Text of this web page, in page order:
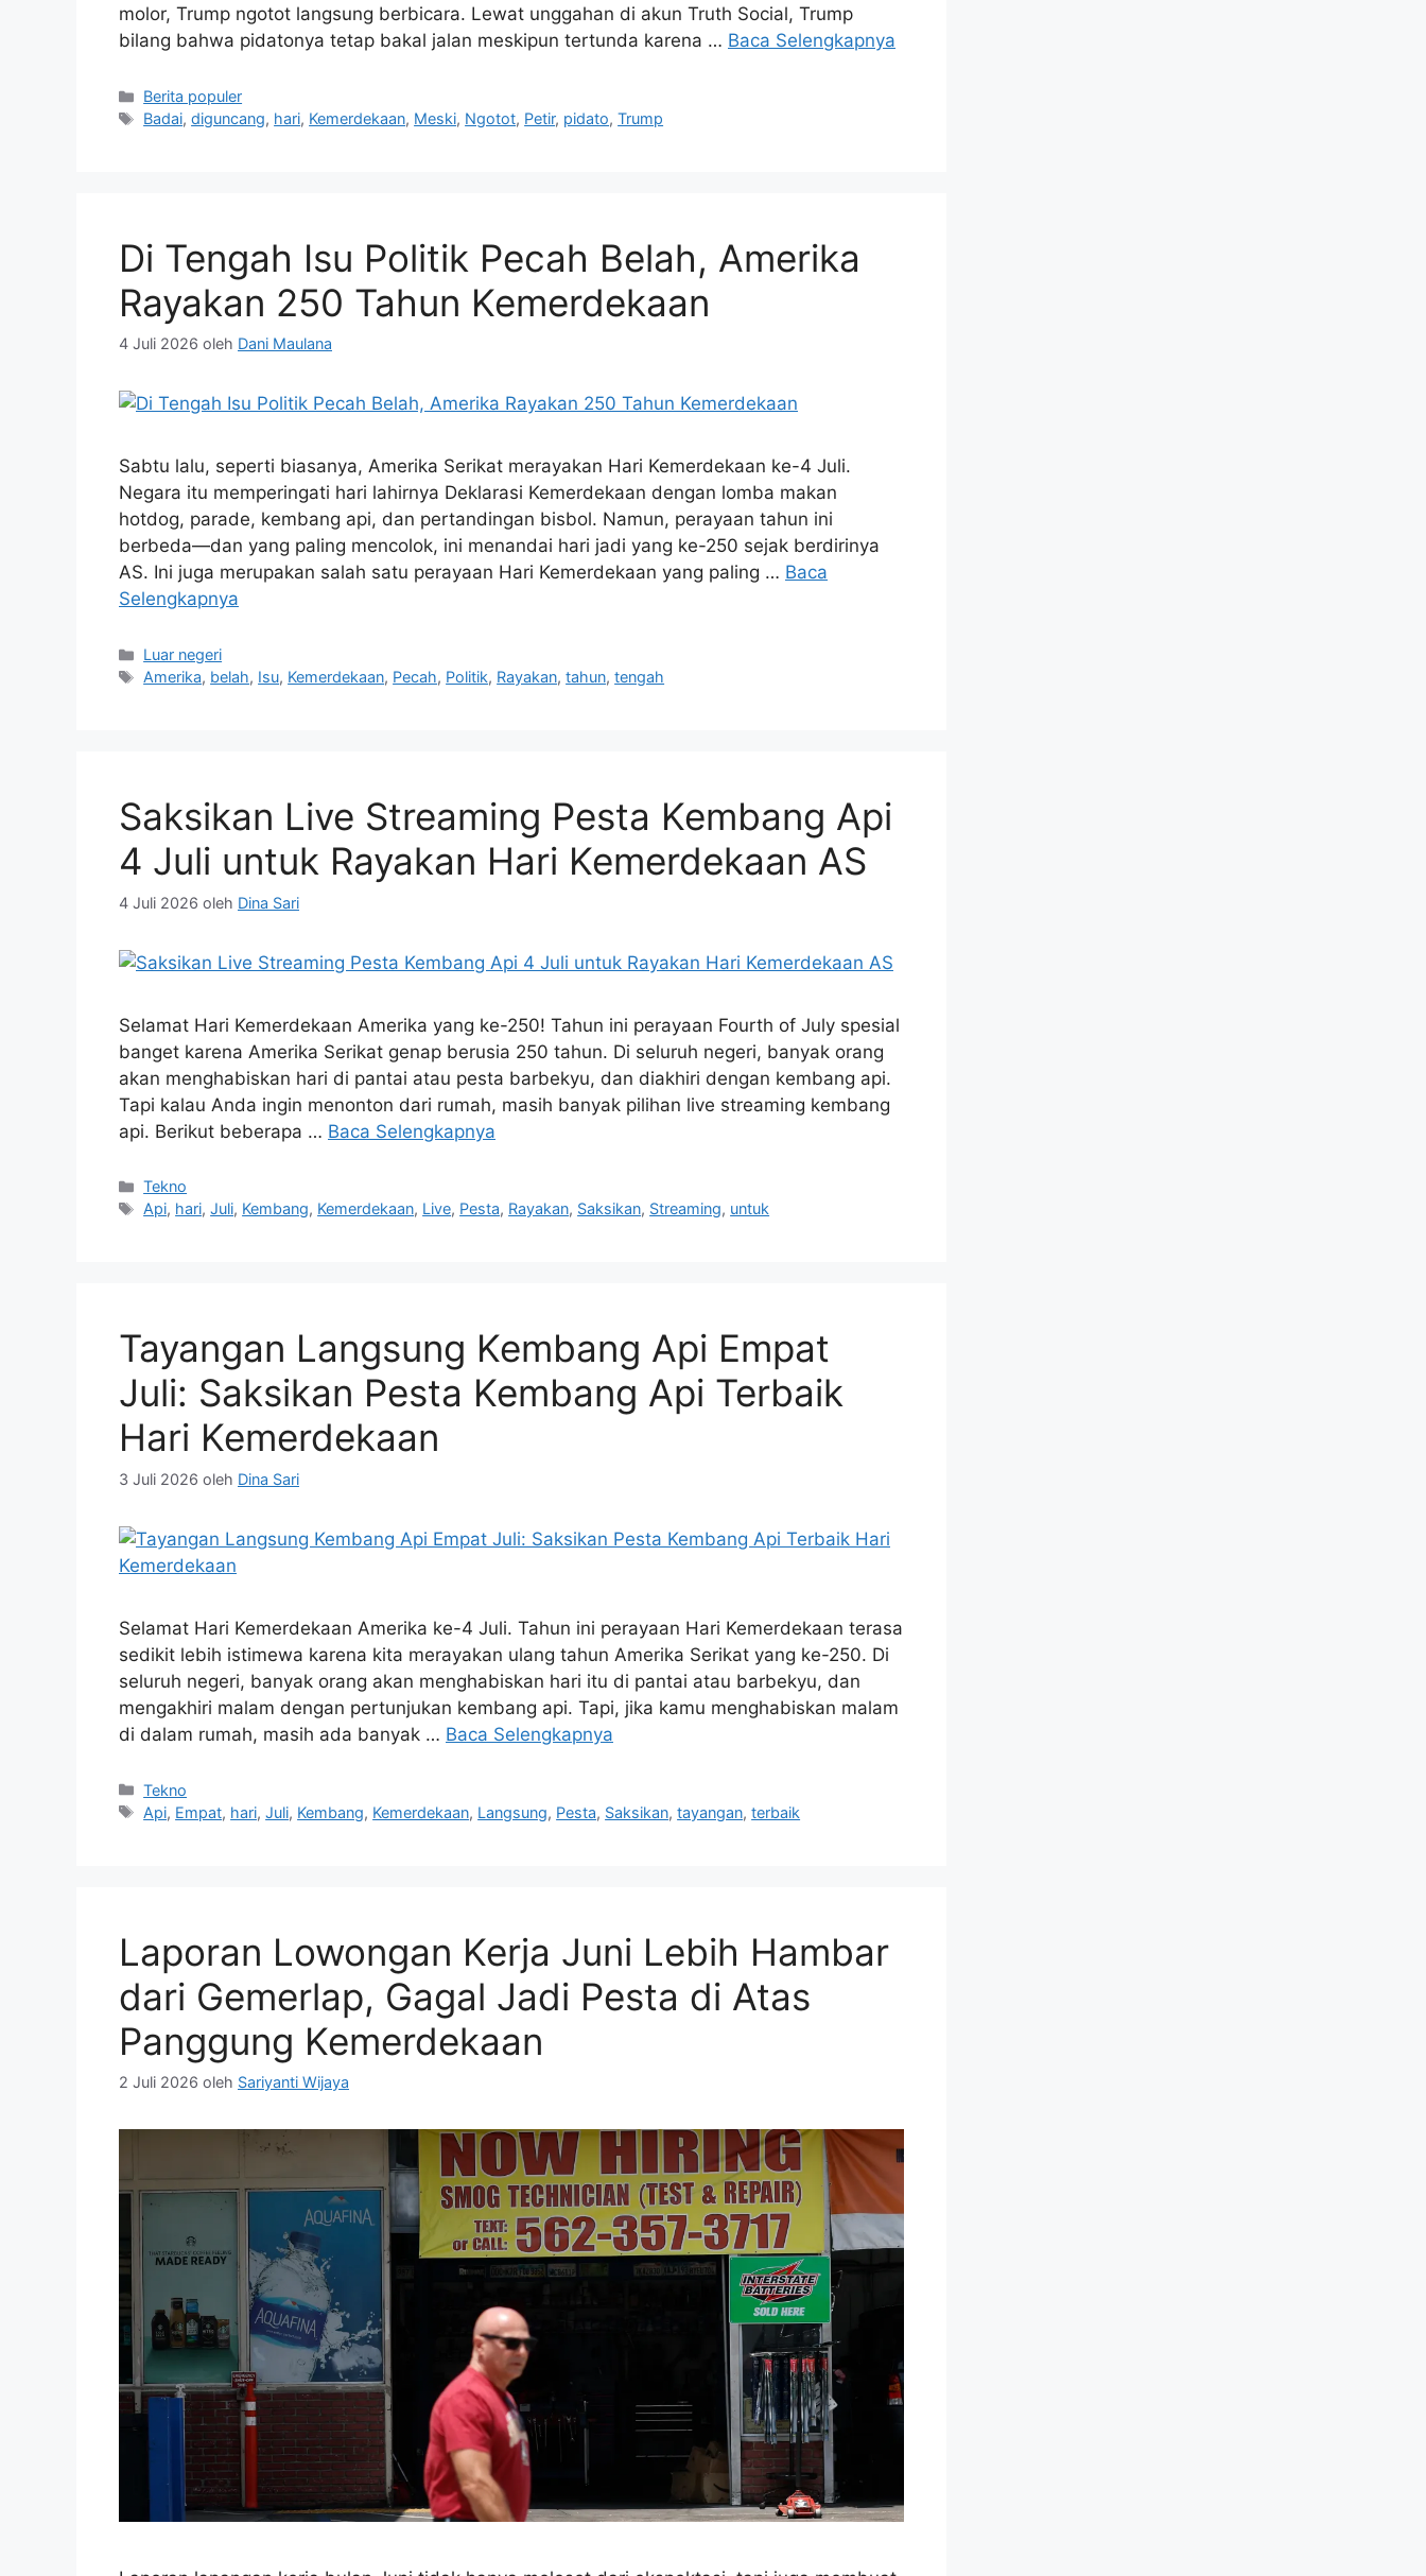
molor, Trump ngotot langsung berbicara. Lewat unggahan di akun Truth Social, Trump
bilang bahwa pidatonya tetap bakal jalan meskipun tertunda karena … Baca Selengkapnya
Kategori
Berita populer
Tag
Badai,diguncang, hari, Kemerdekaan, Meski, Ngotot, Petir, pidato,Trump
Di Tengah Isu Politik Pecah Belah, Amerika
Rayakan 250 Tahun Kemerdekaan
4 Juli 2026 oleh Dani Maulana
Sabtu lalu, seperti biasanya, Amerika Serikat merayakan Hari Kemerdekaan ke-4 Juli.
Negara itu memperingati hari lahirnya Deklarasi Kemerdekaan dengan lomba makan
hotdog, parade, kembang api, dan pertandingan bisbol. Namun, perayaan tahun ini
berbeda—dan yang paling mencolok, ini menandai hari jadi yang ke-250 sejak berdirinya
AS. Ini juga merupakan salah satu perayaan Hari Kemerdekaan yang paling … Baca
Selengkapnya
Kategori
Luar negeri
Tag
Amerika, belah, Isu, Kemerdekaan, Pecah, Politik, Rayakan,tahun,tengah
Saksikan Live Streaming Pesta Kembang Api
4 Juli untuk Rayakan Hari Kemerdekaan AS
4 Juli 2026 oleh Dina Sari
Selamat Hari Kemerdekaan Amerika yang ke-250! Tahun ini perayaan Fourth of July spesial
banget karena Amerika Serikat genap berusia 250 tahun. Di seluruh negeri, banyak orang
akan menghabiskan hari di pantai atau pesta barbekyu, dan diakhiri dengan kembang api.
Tapi kalau Anda ingin menonton dari rumah, masih banyak pilihan live streaming kembang
api. Berikut beberapa … Baca Selengkapnya
Kategori
Tekno
Tag
Api, hari,Juli, Kembang, Kemerdekaan, Live, Pesta, Rayakan, Saksikan, Streaming, untuk
Tayangan Langsung Kembang Api Empat
Juli: Saksikan Pesta Kembang Api Terbaik
Hari Kemerdekaan
3 Juli 2026 oleh Dina Sari
Selamat Hari Kemerdekaan Amerika ke-4 Juli. Tahun ini perayaan Hari Kemerdekaan terasa
sedikit lebih istimewa karena kita merayakan ulang tahun Amerika Serikat yang ke-250. Di
seluruh negeri, banyak orang akan menghabiskan hari itu di pantai atau barbekyu, dan
mengakhiri malam dengan pertunjukan kembang api. Tapi, jika kamu menghabiskan malam
di dalam rumah, masih ada banyak … Baca Selengkapnya
Kategori
Tekno
Tag
Api, Empat, hari,Juli, Kembang, Kemerdekaan, Langsung, Pesta, Saksikan,tayangan,terbaik
Laporan Lowongan Kerja Juni Lebih Hambar
dari Gemerlap, Gagal Jadi Pesta di Atas
Panggung Kemerdekaan
2 Juli 2026 oleh Sariyanti Wijaya